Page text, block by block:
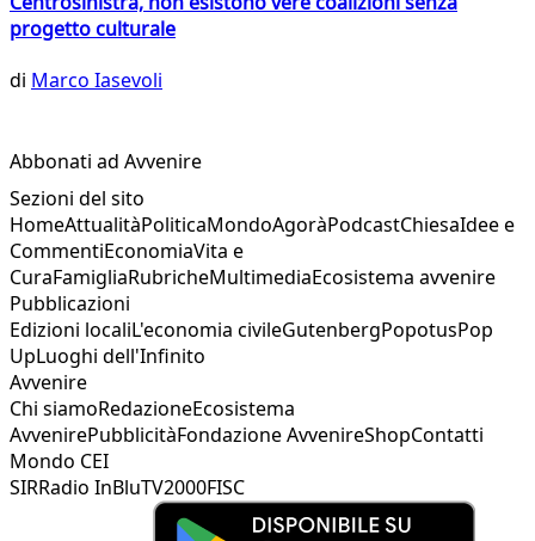
progetto culturale
di Marco Iasevoli
Abbonati ad Avvenire
Sezioni del sito
HomeAttualitàPoliticaMondoAgoràPodcastChiesaIdee e
CommentiEconomiaVita e
CuraFamigliaRubricheMultimediaEcosistema avvenire
Pubblicazioni
Edizioni localiL'economia civileGutenbergPopotusPop
UpLuoghi dell'Infinito
Avvenire
Chi siamoRedazioneEcosistema
AvvenirePubblicitàFondazione AvvenireShopContatti
Mondo CEI
SIRRadio InBluTV2000FISC